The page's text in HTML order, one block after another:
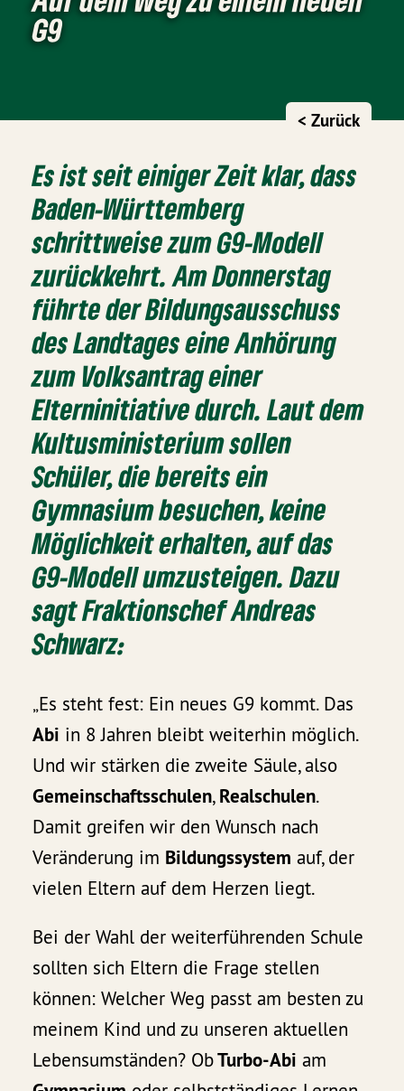
G9
< Zurück
Es ist seit einiger Zeit klar, dass
Baden-Württemberg
schrittweise zumG9-Modell
zurückkehrt. Am Donnerstag
führte derBildungsausschuss
des Landtages eine Anhörung
zum Volksantrag einer
Elterninitiative durch. Laut dem
Kultusministeriumsollen
Schüler, die bereits ein
Gymnasium besuchen, keine
Möglichkeit erhalten, auf das
G9-Modell umzusteigen. Dazu
sagtFraktionschef Andreas
Schwarz:
„Es steht fest: Ein neues G9 kommt. Das
Abi in 8 Jahren bleibt weiterhin möglich.
Und wir stärken die zweite Säule, also
Gemeinschaftsschulen,Realschulen.
Damit greifen wir den Wunsch nach
Veränderung im Bildungssystem auf, der
vielen Eltern auf dem Herzen liegt.
Bei der Wahl der weiterführenden Schule
sollten sich Eltern die Frage stellen
können: Welcher Weg passt am besten zu
meinem Kind und zu unseren aktuellen
Lebensumständen? ObTurbo-Abi am